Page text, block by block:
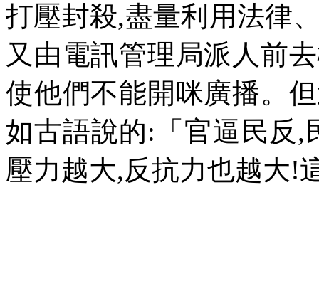
打壓封殺,盡量利用法律
又由電訊管理局派人前
使他們不能開咪廣播。
如古語說的: 「官逼民反 ,
壓力越大,反抗力也越大!